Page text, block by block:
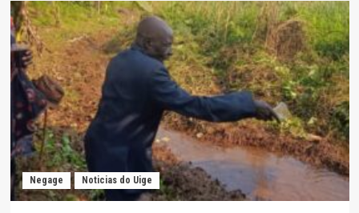
Negage Noticias do Uige